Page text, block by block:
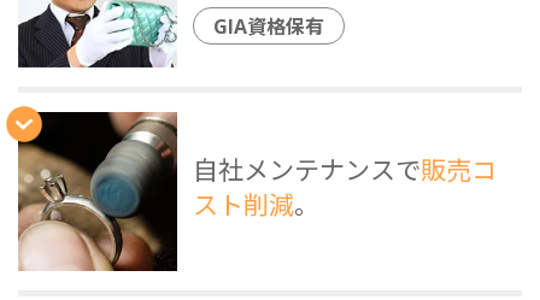
GIA資格保有
自社メンテナンスで販売コ
スト削減。